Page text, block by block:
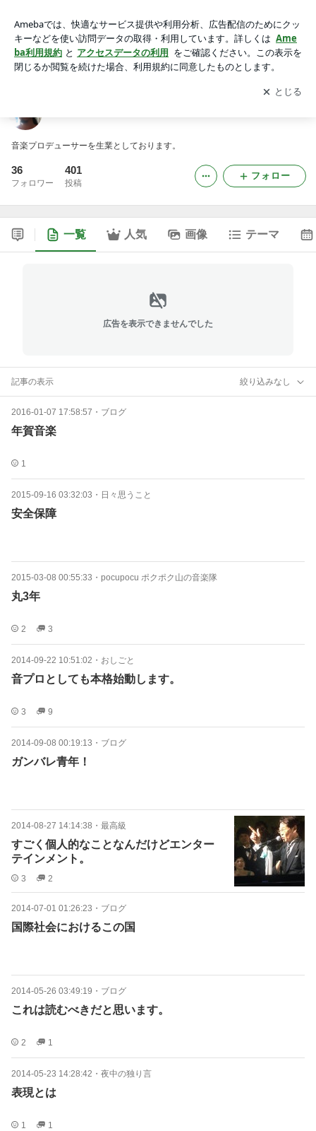
アプリをダウンロードして ブログの更新通知
を受け取りまし
ょう。
開く
音楽プロデューサーを生業としております。
36
フォロワー
401
投稿
フォロー
一覧 人気 画像 テーマ
広告を表示できませんでした
記事の表示 絞り込みなし
2016-01-07 17:58:57 ・ ブログ
年賀音楽
1
2015-09-16 03:32:03 ・ 日々思うこと
安全保障
2015-03-08 00:55:33 ・ pocupocu ポクポク山の音楽隊
丸3年
2 3
2014-09-22 10:51:02 ・ おしごと
音プロとしても本格始動します。
3 9
2014-09-08 00:19:13 ・ ブログ
ガンバレ青年！
2014-08-27 14:14:38 ・ 最高級
すごく個人的なことなんだけどエンター
テインメント。
3 2
2014-07-01 01:26:23 ・ ブログ
国際社会におけるこの国
2014-05-26 03:49:19 ・ ブログ
これは読むべきだと思います。
2 1
2014-05-23 14:28:42 ・ 夜中の独り言
表現とは
1 1